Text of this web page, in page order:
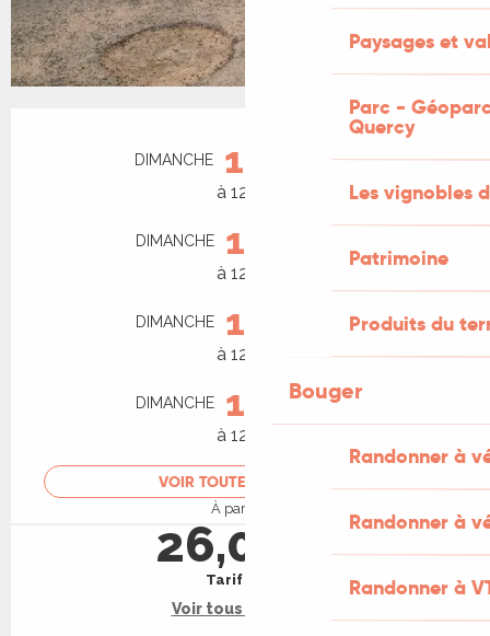
Paysages et
Parc -
Quercy
Les vignobles
Patrimoine
Produits du
Bouger
Randonner à
Randonner à
Randonner à
Ouverture et coordonnées
DIMANCHE 16
à 12:00
DIMANCHE 13
à 12:00
DIMANCHE 11
à 12:00
DIMANCHE 15 NOVEMBRE
à 12:00
VOIR TOUTES LES DATES
À partir de
26,00 €
Tarif plein
Voir tous les tarifs